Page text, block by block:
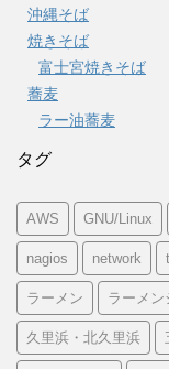
沖縄そば
焼きそば
富士宮焼きそば
蕎麦
ラー油蕎麦
タグ
AWS GNU/Linux
nagios network
ラーメン ラーメン
久里浜・北久里浜